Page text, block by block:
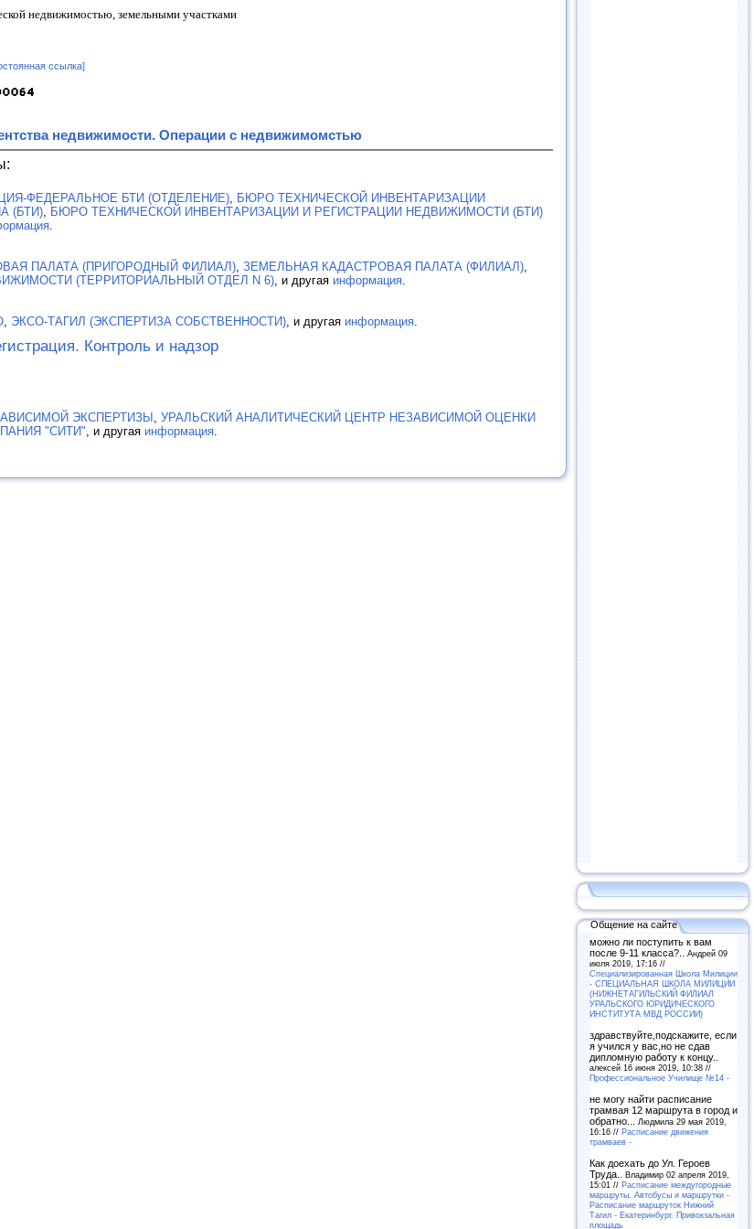
недвижимостью, земельными участками
ссылка]
недвижимости. Операции с недвижимомстью
ФЕДЕРАЛЬНОЕ БТИ (ОТДЕЛЕНИЕ), БЮРО ТЕХНИЧЕСКОЙ ИНВЕНТАРИЗАЦИИ
(БТИ), БЮРО ТЕХНИЧЕСКОЙ ИНВЕНТАРИЗАЦИИ И РЕГИСТРАЦИИ НЕДВИЖИМОСТИ (БТИ)
.
ПАЛАТА (ПРИГОРОДНЫЙ ФИЛИАЛ), ЗЕМЕЛЬНАЯ КАДАСТРОВАЯ ПАЛАТА (ФИЛИАЛ),
(ТЕРРИТОРИАЛЬНЫЙ ОТДЕЛ N 6), и другая информация.
, ЭКСО-ТАГИЛ (ЭКСПЕРТИЗА СОБСТВЕННОСТИ), и другая информация.
Контроль и надзор
ЭКСПЕРТИЗЫ , УРАЛЬСКИЙ АНАЛИТИЧЕСКИЙ ЦЕНТР НЕЗАВИСИМОЙ ОЦЕНКИ
"СИТИ", и другая информация.
Общение на сайте
можно ли поступить к вам
после 9-11 класса?.. Андрей 09
июля 2019, 17:16 //
Специализированная Школа Милиции
- СПЕЦИАЛЬНАЯ ШКОЛА МИЛИЦИИ
(НИЖНЕТАГИЛЬСКИЙ ФИЛИАЛ
УРАЛЬСКОГО ЮРИДИЧЕСКОГО
ИНСТИТУТА МВД РОССИИ)
здравствуйте,подскажите, если
я учился у вас,но не сдав
дипломную работу к концу..
алексей 16 июня 2019, 10:38 //
Профессиональное Училище №14 -
не могу найти расписание
трамвая 12 маршрута в город и
обратно...
Людмила 29 мая 2019,
16:16 // Расписание движения
трамваев -
Как доехать до Ул. Героев
Труда.. Владимир 02 апреля 2019,
15:01 // Расписание междугородные
маршруты. Автобусы и маршрутки -
Расписание маршруток Нижний
Тагил - Екатеринбург. Привокзальная
площадь